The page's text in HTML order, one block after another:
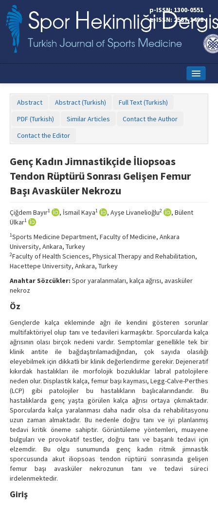
p-ISSN: 1300-0551
e-ISSN: 2587-1498
Editorial Board
Instructions to Authors
Copyright Transfer Form
Contact Us
Abstract Abstract (Turkish)
Full Text (Turkish)
PDF (Turkish)
Similar Articles
Contact the Author
Contact the Editor
Genç Kadın Jimnastikçide İliopsoas
Tendon Rüptürü Sonrası Gelişen Femur
Başı Avasküler Nekrozu
Çiğdem Bayır1 , İsmail Kaya1 , Ayşe Livanelioğlu2
, Bülent
Ülkar1
1Sports Medicine Department, Faculty of Medicine, Ankara
University, Ankara, Turkey
2Faculty of Health Sciences, Physical Therapy and Rehabilitation,
Hacettepe University, Ankara, Turkey
Anahtar Sözcükler: Spor yaralanmaları, kalça ağrısı, avasküler
nekroz
Öz
Gençlerde kalça ekleminde ağrı ile kendini gösteren sorunlar
multifaktöriyel olup tanı ve tedavileri karmaşıktır. Sporcularda kalça
ağrısının olası birçok nedeni vardır. Semptomlar genellikle tek bir
klinik antite ile bağdaştırılamadığından, çok sayıda olasılığı
eleyebilmek için dikkatli bir klinik değerlendirme gerekir. Dejeneratif
kıkırdak hastalıkları ile morfolojik bozukluklar labral patolojilere
neden olur. Displastik kalça, femur başı kayması, Legg-Calve-Perthes
(LCP) gibi patolojiler bu hastalıkların başlıcalarındandır. Bu
hastalıklarda genç yaşta görülen kalça ağrısı ortaya çıkmaktadır.
Sporcularda kalça yaralanması daha nadir olsa da rehabilitasyonu
uzun zaman almaktadır. Bu nedenle doğru tanı ve iyi planlanmış
tedavi kritik öneme sahiptir. Görüntüleme yöntemleri, muayene
bulguları ve provokatif testler, doğru tanı ve başarılı tedavi için
elzemdir. Bu olgu sunumunda genç kadın ritmik jimnastik
sporcusunda akut iliopsoas tendon rüptürü sonrasında gelişen
femur başı avasküler nekrozunun tanı ve tedavi süreci
irdelenmektedir.
Giriş